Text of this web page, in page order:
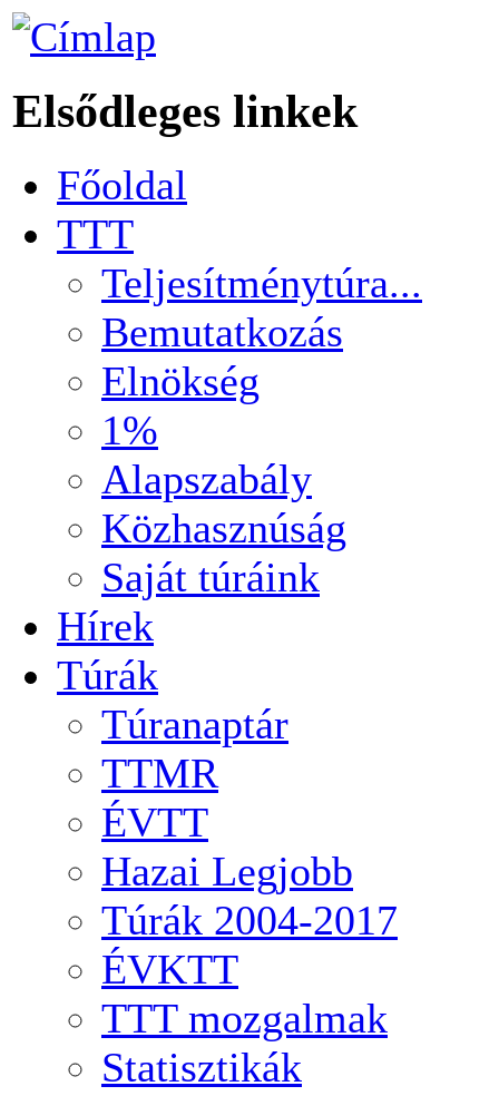
Elsődleges linkek
Főoldal
TTT
Teljesítménytúra...
Bemutatkozás
Elnökség
1%
Alapszabály
Közhasznúság
Saját túráink
Hírek
Túrák
Túranaptár
TTMR
ÉVTT
Hazai Legjobb
Túrák 2004-2017
ÉVKTT
TTT mozgalmak
Statisztikák